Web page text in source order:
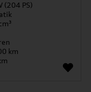
(204 PS)
km